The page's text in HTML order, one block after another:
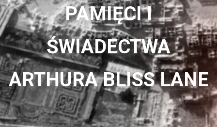
PAMIĘCI I
ŚWIADECTWA
ARTHURA BLISS LANE